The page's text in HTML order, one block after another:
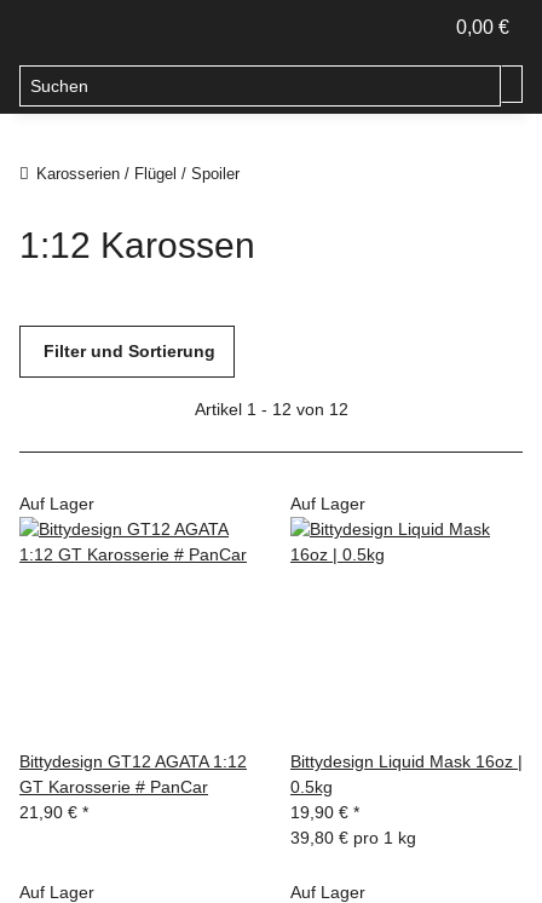
0,00 €
Karosserien / Flügel / Spoiler
1:12 Karossen
Filter und Sortierung
Artikel 1 - 12 von 12
Auf Lager
Bittydesign GT12 AGATA 1:12
GT Karosserie # PanCar
21,90 € *
Auf Lager
Bittydesign Liquid Mask 16oz |
0.5kg
19,90 € *
39,80 € pro 1 kg
Auf Lager Auf Lager